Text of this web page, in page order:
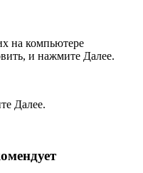
на компьютере
и нажмите Далее.
Далее.